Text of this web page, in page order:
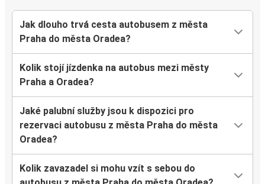
Jak dlouho trvá cesta autobusem z města
Praha do města Oradea?
Kolik stojí jízdenka na autobus mezi městy
Praha a Oradea?
Jaké palubní služby jsou k dispozici pro
rezervaci autobusu z města Praha do města
Oradea?
Kolik zavazadel si mohu vzít s sebou do